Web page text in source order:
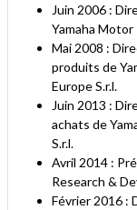
Juin 2006 :
Yamaha
Mai 2008 :
produits de
Europe S.r.l.
Juin 2013 :
achats de
S.r.l.
Avril 2014 :
Research &
Février 2016 :